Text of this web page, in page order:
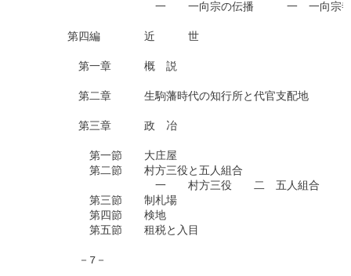
一　　一向宗の伝播　　　一　一向宗寺院
第四編　　　　近　　　世
第一章　　　概　説
第二章　　　生駒藩時代の知行所と代官支配地
第三章　　　政　冶
第一節　　大庄屋
第二節　　村方三役と五人組合
一　　村方三役　　二　五人組合
第三節　　制札場
第四節　　検地
第五節　　租税と入目
－7－